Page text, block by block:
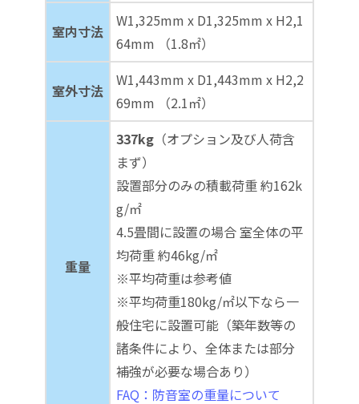
室内寸法
W1,325mm x D1,325mm x H2,1
64mm （1.8㎡）
室外寸法
W1,443mm x D1,443mm x H2,2
69mm （2.1㎡）
重量
337kg （オプション及び人荷含
まず）
設置部分のみの積載荷重 約162k
g/㎡
4.5畳間に設置の場合 室全体の平
均荷重 約46kg/㎡
※平均荷重は参考値
※平均荷重180kg/㎡以下なら一
般住宅に設置可能（築年数等の
諸条件により、全体または部分
補強が必要な場合あり）
FAQ：防音室の重量について